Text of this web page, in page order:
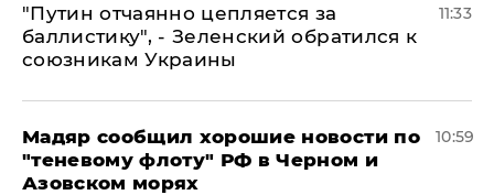
"Путин отчаянно цепляется за
баллистику", - Зеленский обратился к
союзникам Украины
11:33
Мадяр сообщил хорошие новости по
"теневому флоту" РФ в Черном и
Азовском морях
10:59